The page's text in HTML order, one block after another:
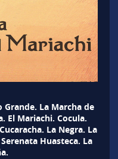
La Marcha de
El Mariachi. Cocula.
La Negra. La
Huasteca. La